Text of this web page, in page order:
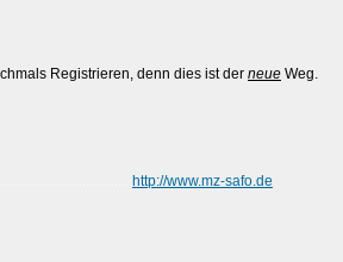
Registrieren, denn dies ist der neue Weg.
http://www.mz-safo.de